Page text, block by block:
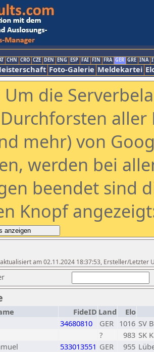
CHN CRO CZE DEN ENG ESP FAI FIN FRA GER GRE INA
Foto-Galerie Meldekartei
Um die
aller
mehr) von
werden bei
beendet sind
Knopf
am 02.11.2024 18:37:53, Ersteller/Letzter
FideID Land
Elo
34680810 GER 1016 SV
? 983 SK
533013551 GER 955